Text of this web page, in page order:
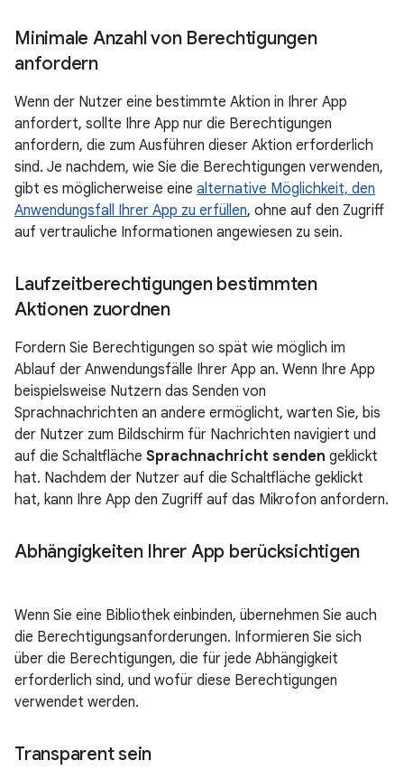
Minimale Anzahl von Berechtigungen
anfordern
Wenn der Nutzer eine bestimmte Aktion in Ihrer App
anfordert, sollte Ihre App nur die Berechtigungen
anfordern, die zum Ausführen dieser Aktion erforderlich
sind. Je nachdem, wie Sie die Berechtigungen verwenden,
gibt es möglicherweise eine alternative Möglichkeit, den
Anwendungsfall Ihrer App zu erfüllen, ohne auf den Zugriff
auf vertrauliche Informationen angewiesen zu sein.
Laufzeitberechtigungen bestimmten
Aktionen zuordnen
Fordern Sie Berechtigungen so spät wie möglich im
Ablauf der Anwendungsfälle Ihrer App an. Wenn Ihre App
beispielsweise Nutzern das Senden von
Sprachnachrichten an andere ermöglicht, warten Sie, bis
der Nutzer zum Bildschirm für Nachrichten navigiert und
auf die Schaltfläche Sprachnachricht senden geklickt
hat. Nachdem der Nutzer auf die Schaltfläche geklickt
hat, kann Ihre App den Zugriff auf das Mikrofon anfordern.
Abhängigkeiten Ihrer App berücksichtigen
Wenn Sie eine Bibliothek einbinden, übernehmen Sie auch
die Berechtigungsanforderungen. Informieren Sie sich
über die Berechtigungen, die für jede Abhängigkeit
erforderlich sind, und wofür diese Berechtigungen
verwendet werden.
Transparent sein